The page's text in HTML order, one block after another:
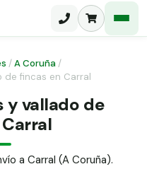
/A Coruña /
de fincas en Carral
y vallado de
a Carral (A Coruña).